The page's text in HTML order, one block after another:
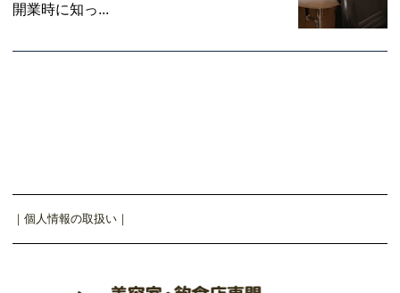
開業時に知っ...
｜ 個人情報の取扱い ｜